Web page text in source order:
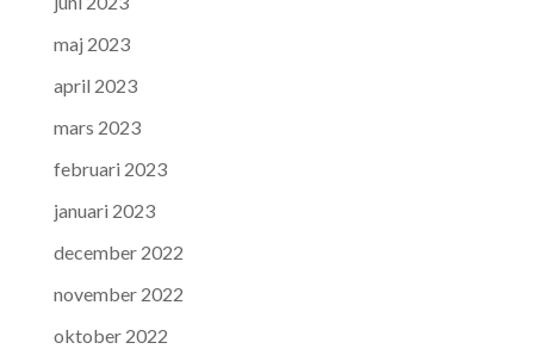
maj 2023
april 2023
mars 2023
februari 2023
januari 2023
december 2022
november 2022
oktober 2022